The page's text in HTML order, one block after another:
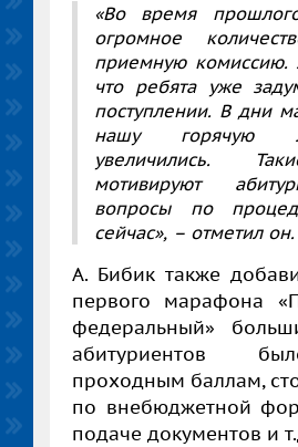
«Во время
огромное
приемную комиссию.
что ребята уже
поступлении. В дни
нашу горячую
увеличились.
мотивируют
вопросы по
сейчас», – отметил он.
А. Бибик также
первого марафона
федеральный»
абитуриентов
проходным баллам,
по внебюджетной
подаче документов и